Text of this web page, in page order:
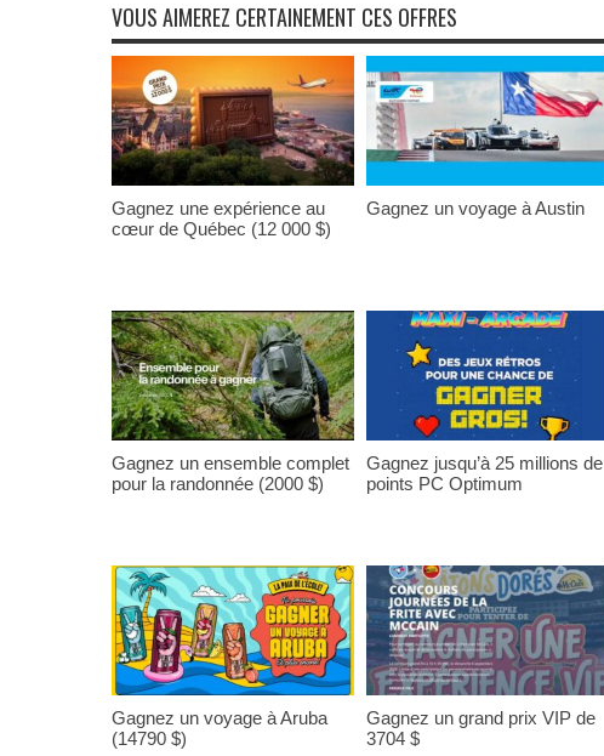
VOUS AIMEREZ CERTAINEMENT CES OFFRES
Gagnez une expérience au
cœur de Québec (12 000 $)
Gagnez un voyage à Austin
Gagnez un ensemble complet
pour la randonnée (2000 $)
Gagnez jusqu’à 25 millions de
points PC Optimum
Gagnez un voyage à Aruba
(14790 $)
Gagnez un grand prix VIP de
3704 $